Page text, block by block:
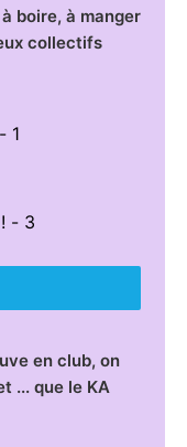
à boire, à manger
collectifs
1
- 3
en club, on
... que le KA